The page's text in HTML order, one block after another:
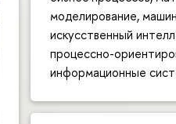
моделирование,
искусственный
процессно-
информационные